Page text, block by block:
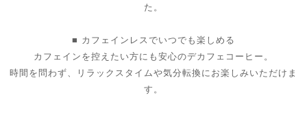
た。
■ カフェインレスでいつでも楽しめる
カフェインを控えたい方にも安心のデカフェコーヒー。
時間を問わず、リラックスタイムや気分転換にお楽しみいただけま
す。